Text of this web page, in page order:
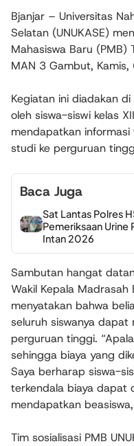
Bjanjar – Universitas
Selatan (UNUKASE)
Mahasiswa Baru
MAN 3 Gambut,
Kegiatan ini diadakan
oleh siswa-siswi kelas
mendapatkan
studi ke perguruan
Baca Juga
Sat Lantas Polres
Pemeriksaan
Intan 2026
Sambutan hangat
Wakil Kepala
menyatakan bahwa
seluruh siswanya dapat
perguruan tinggi.
sehingga biaya yang
Saya berharap siswa-
terkendala biaya dapat
mendapatkan
Tim sosialisasi PMB